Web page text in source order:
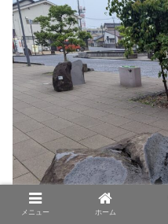
メニュー ホーム